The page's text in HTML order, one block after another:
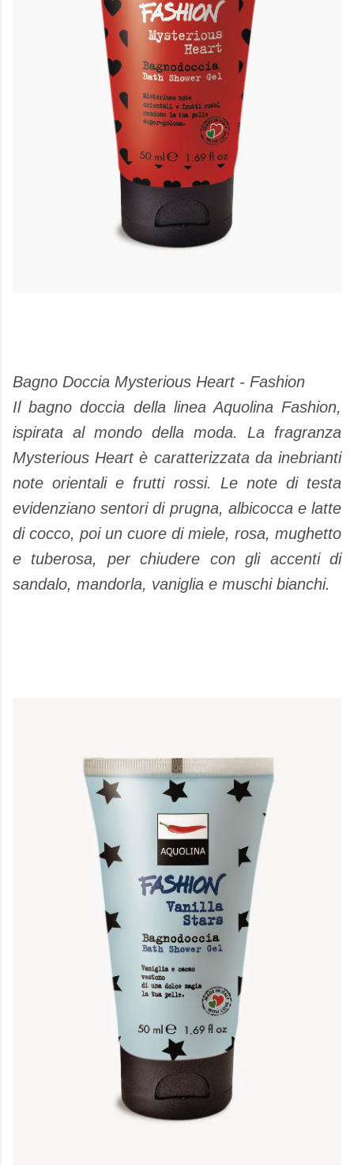
Bagno Doccia Mysterious Heart - Fashion
Il bagno doccia della linea Aquolina Fashion,
ispirata al mondo della moda. La fragranza
Mysterious Heart è caratterizzata da inebrianti
note orientali e frutti rossi. Le note di testa
evidenziano sentori di prugna, albicocca e latte
di cocco, poi un cuore di miele, rosa, mughetto
e tuberosa, per chiudere con gli accenti di
sandalo, mandorla, vaniglia e muschi bianchi.